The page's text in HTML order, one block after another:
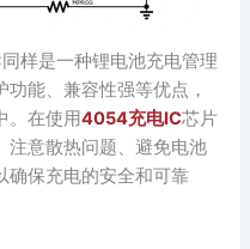
样是一种锂电池充电管理
能、兼容性强等优点，
。在使用4054充电IC芯片
注意散热问题、避免电池
确保充电的安全和可靠